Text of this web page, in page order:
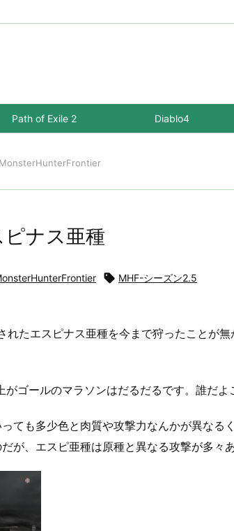
Path of Exile 2 Diablo4
MonsterHunterFrontier
ナス亜種
 MHF-シーズン2.5
れたエスピナス亜種を今まで狩ったことが
がゴールのマラソンはだるだるです。誰だよ
ても多少色と肉質や攻撃力なんかが異なる
が、エスピ亜種は原種と異なる攻撃が多々